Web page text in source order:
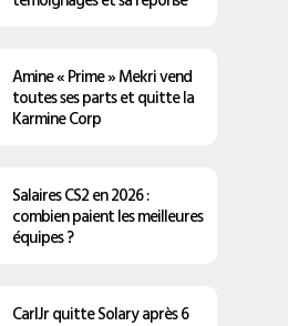
Amine « Prime » Mekri vend
toutes ses parts et quitte la
Karmine Corp
Salaires CS2 en 2026 :
combien paient les meilleures
équipes ?
CarlJr quitte Solary après 6